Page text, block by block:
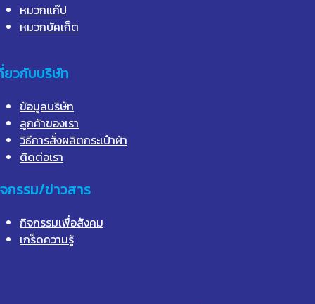
หมวกแก๊ป
หมวกบัคเก็ต
ยวกับบริษัท
ข้อมูลบริษัท
ลูกค้าของเรา
วิธีการสั่งผลิตกระเป๋าผ้า
ติดต่อเรา
กรรม/ข่าวสาร
กิจกรรมเพื่อสังคม
เกร็ดความรู้